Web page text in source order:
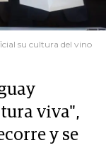
su cultura del vino
viva",
y se